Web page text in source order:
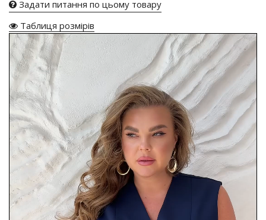
Задати питання по цьому товару
Таблиця розмірів